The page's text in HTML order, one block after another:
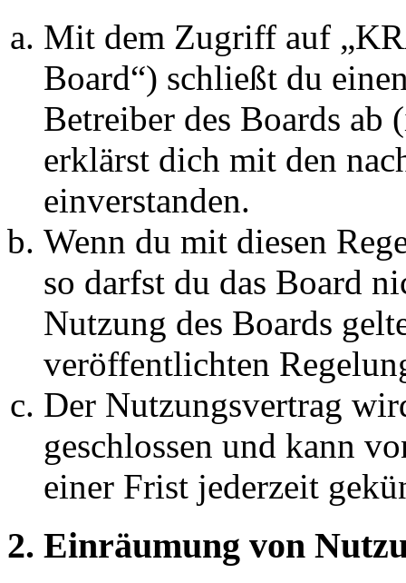
Mit dem Zugriff auf
Board“) schließt du
Betreiber des Boards ab
erklärst dich mit den
einverstanden.
Wenn du mit diesen
so darfst du das Board
Nutzung des Boards
veröffentlichten
Der Nutzungsvertrag
geschlossen und kann
einer Frist jederzeit
2. Einräumung von